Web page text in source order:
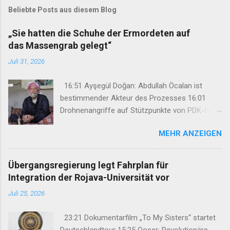
Beliebte Posts aus diesem Blog
„Sie hatten die Schuhe der Ermordeten auf
das Massengrab gelegt“
Juli 31, 2026
16:51 Ayşegül Doğan: Abdullah Öcalan ist
bestimmender Akteur des Prozesses 16:01
Drohnenangriffe auf Stützpunkte von PDK-I und
nicht vergessen und werden es niemals
vergessen lassen“ 15:18 „Sie hatten die Schuhe
der Ermordeten auf das Massengrab gelegt“
12:47 34. Kurdisches Kulturfestival setzt auf
neues Konzept 08:45 Hasan Basri Fırat unter
Rahmengesetz darf nicht nur das Schweigen
MEHR ANZEIGEN
Übergangsregierung legt Fahrplan für
Integration der Rojava-Universität vor
Juli 25, 2026
23:21 Dokumentarfilm „To My Sisters“ startet